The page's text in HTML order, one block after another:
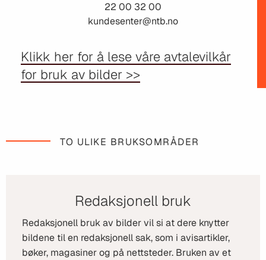
22 00 32 00
kundesenter@ntb.no
Klikk her for å lese våre avtalevilkår
for bruk av bilder >>
TO ULIKE BRUKSOMRÅDER
Redaksjonell bruk
Redaksjonell bruk av bilder vil si at dere knytter
bildene til en redaksjonell sak, som i avisartikler,
bøker, magasiner og på nettsteder. Bruken av et